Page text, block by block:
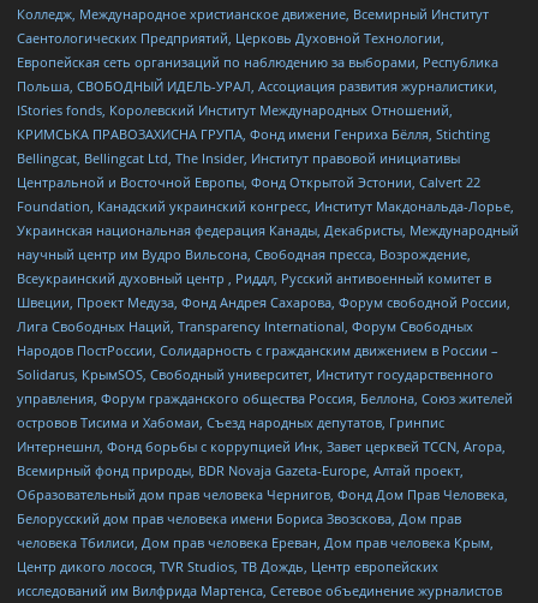
Колледж, Международное христианское движение, Всемирный Институт
Саентологических Предприятий, Церковь Духовной Технологии,
Европейская сеть организаций по наблюдению за выборами, Республика
Польша, СВОБОДНЫЙ ИДЕЛЬ-УРАЛ, Ассоциация развития журналистики,
IStories fonds, Королевский Институт Международных Отношений,
КРИМСЬКА ПРАВОЗАХИСНА ГРУПА, Фонд имени Генриха Бёлля, Stichting
Bellingcat, Bellingcat Ltd, The Insider, Институт правовой инициативы
Центральной и Восточной Европы, Фонд Открытой Эстонии, Calvert 22
Foundation, Канадский украинский конгресс, Институт Макдональда-Лорье,
Украинская национальная федерация Канады, Декабристы, Международный
научный центр им Вудро Вильсона, Свободная пресса, Возрождение,
Всеукраинский духовный центр , Риддл, Русский антивоенный комитет в
Швеции, Проект Медуза, Фонд Андрея Сахарова, Форум свободной России,
Лига Свободных Наций, Transparеncy International, Форум Свободных
Народов ПостРоссии, Солидарность с гражданским движением в России –
Solidarus, КрымSOS, Свободный университет, Институт государственного
управления, Форум гражданского общества Россия, Беллона, Союз жителей
островов Тисима и Хабомаи, Съезд народных депутатов, Гринпис
Интернешнл, Фонд борьбы с коррупцией Инк, Завет церквей TCCN, Агора,
Всемирный фонд природы, BDR Novaja Gazeta-Europe, Алтай проект,
Образовательный дом прав человека Чернигов, Фонд Дом Прав Человека,
Белорусский дом прав человека имени Бориса Звозскова, Дом прав
человека Тбилиси, Дом прав человека Ереван, Дом прав человека Крым,
Центр дикого лосося, TVR Studios, ТВ Дождь, Центр европейских
исследований им Вилфрида Мартенса, Сетевое объединение журналистов